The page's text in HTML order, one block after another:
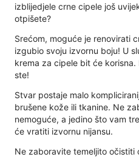
izblijedjele crne cipele još
otpišete?
Srećom, moguće je renovirati
izgubio svoju izvornu boju! U
krema za cipele bit će
ste!
Stvar postaje malo
brušene kože ili tkanine. Ne
nemoguće, a jedino što vam
će vratiti izvornu nijansu.
Ne zaboravite temeljito očistiti